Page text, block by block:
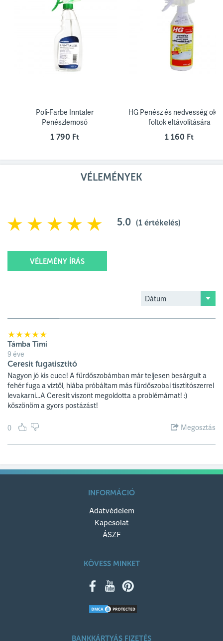
Poli-Farbe Inntaler
Penészlemosó
1 790 Ft
HG Penész és nedvesség
foltok eltávolítására
1 160 Ft
VÉLEMÉNYEK
5.0 (1 értékelés)
VÉLEMÉNY ÍRÁS
Értékelésed címe
Értékelésed szövege
KÜLDÉS
Támba Timi
9 éve
Ceresit fugatisztító
Nagyon jó kis cucc! A fürdőszobámban már teljesen besárgult a
fehér fuga a víztől, hiába próbáltam más fürdőszobai tisztítószerrel
levakarni...A Ceresit viszont megoldotta a problémámat! :)
köszönöm a gyors postázást!
0 Megosztás
INFORMÁCIÓ
Adatvédelem
Kapcsolat
ÁSZF
KÖVESS MINKET
BANKKÁRTYÁS FIZETÉS